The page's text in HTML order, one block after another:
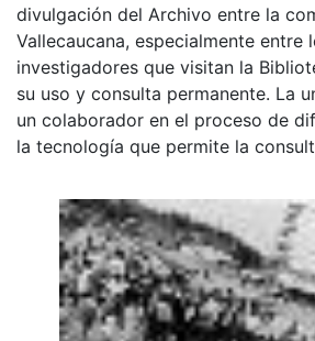
divulgación del Archivo entre la
Vallecaucana, especialmente entre
investigadores que visitan la
su uso y consulta permanente. La
un colaborador en el proceso de
la tecnología que permite la